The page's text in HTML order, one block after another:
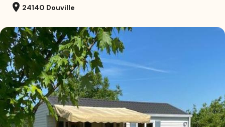
location_on 24140 Douville